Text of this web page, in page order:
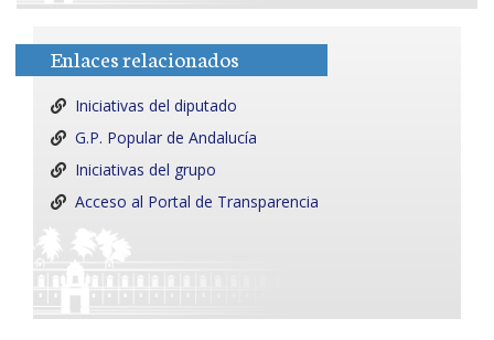
Enlaces relacionados
Iniciativas del diputado
G.P. Popular de Andalucía
Iniciativas del grupo
Acceso al Portal de Transparencia